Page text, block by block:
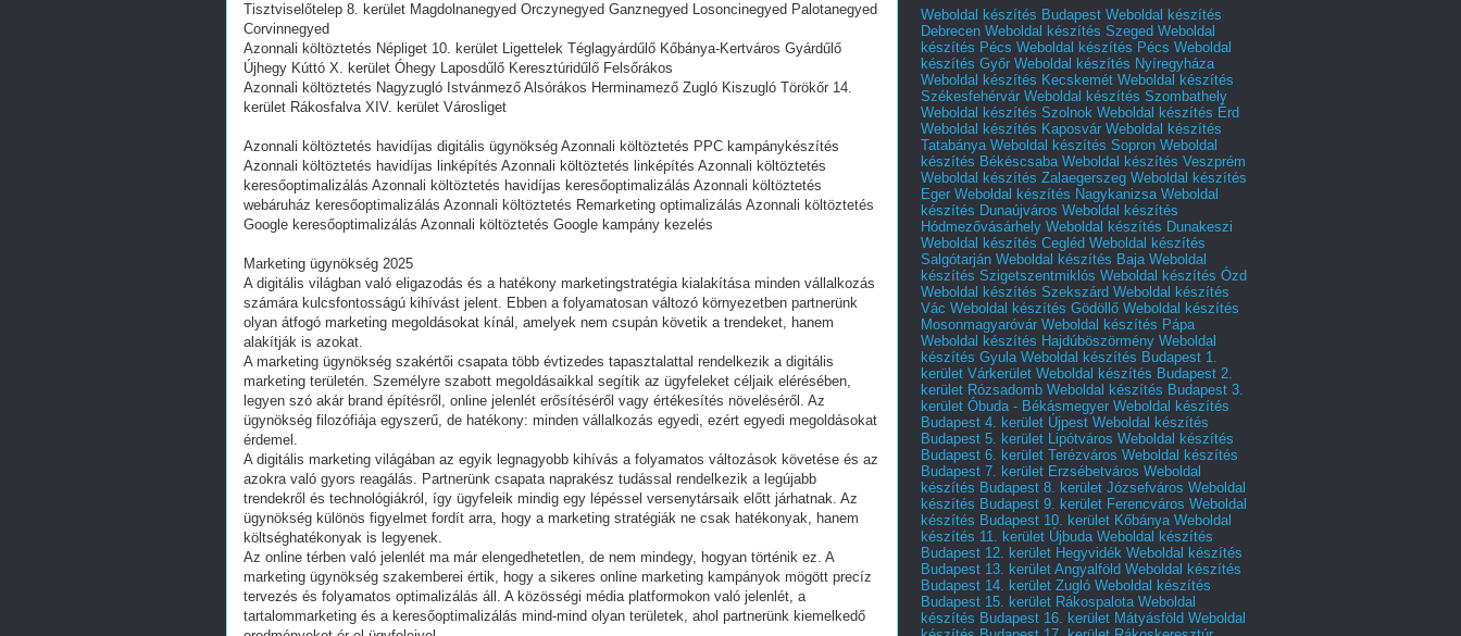
Tisztviselőtelep 8. kerület Magdolnanegyed Orczynegyed Ganznegyed Losoncinegyed Palotanegyed
Corvinnegyed
Azonnali költöztetés Népliget 10. kerület Ligettelek Téglagyárdűlő Kőbánya-Kertváros Gyárdűlő
Újhegy Kúttó X. kerület Óhegy Laposdűlő Keresztúridűlő Felsőrákos
Azonnali költöztetés Nagyzugló Istvánmező Alsórákos Herminamező Zugló Kiszugló Törökőr 14.
kerület Rákosfalva XIV. kerület Városliget
Azonnali költöztetés havidíjas digitális ügynökség Azonnali költöztetés PPC kampánykészítés
Azonnali költöztetés havidíjas linképítés Azonnali költöztetés linképítés Azonnali költöztetés
keresőoptimalizálás Azonnali költöztetés havidíjas keresőoptimalizálás Azonnali költöztetés
webáruház keresőoptimalizálás Azonnali költöztetés Remarketing optimalizálás Azonnali költöztetés
Google keresőoptimalizálás Azonnali költöztetés Google kampány kezelés
Marketing ügynökség 2025
A digitális világban való eligazodás és a hatékony marketingstratégia kialakítása minden vállalkozás
számára kulcsfontosságú kihívást jelent. Ebben a folyamatosan változó környezetben partnerünk
olyan átfogó marketing megoldásokat kínál, amelyek nem csupán követik a trendeket, hanem
alakítják is azokat.
A marketing ügynökség szakértői csapata több évtizedes tapasztalattal rendelkezik a digitális
marketing területén. Személyre szabott megoldásaikkal segítik az ügyfeleket céljaik elérésében,
legyen szó akár brand építésről, online jelenlét erősítéséről vagy értékesítés növeléséről. Az
ügynökség filozófiája egyszerű, de hatékony: minden vállalkozás egyedi, ezért egyedi megoldásokat
érdemel.
A digitális marketing világában az egyik legnagyobb kihívás a folyamatos változások követése és az
azokra való gyors reagálás. Partnerünk csapata naprakész tudással rendelkezik a legújabb
trendekről és technológiákról, így ügyfeleik mindig egy lépéssel versenytársaik előtt járhatnak. Az
ügynökség különös figyelmet fordít arra, hogy a marketing stratégiák ne csak hatékonyak, hanem
költséghatékonyak is legyenek.
Az online térben való jelenlét ma már elengedhetetlen, de nem mindegy, hogyan történik ez. A
marketing ügynökség szakemberei értik, hogy a sikeres online marketing kampányok mögött precíz
tervezés és folyamatos optimalizálás áll. A közösségi média platformokon való jelenlét, a
tartalommarketing és a keresőoptimalizálás mind-mind olyan területek, ahol partnerünk kiemelkedő
Weboldal készítés Budapest Weboldal készítés
Debrecen Weboldal készítés Szeged Weboldal
készítés Pécs Weboldal készítés Pécs Weboldal
készítés Győr Weboldal készítés Nyíregyháza
Weboldal készítés Kecskemét Weboldal készítés
Székesfehérvár Weboldal készítés Szombathely
Weboldal készítés Szolnok Weboldal készítés Érd
Weboldal készítés Kaposvár Weboldal készítés
Tatabánya Weboldal készítés Sopron Weboldal
készítés Békéscsaba Weboldal készítés Veszprém
Weboldal készítés Zalaegerszeg Weboldal készítés
Eger Weboldal készítés Nagykanizsa Weboldal
készítés Dunaújváros Weboldal készítés
Hódmezővásárhely Weboldal készítés Dunakeszi
Weboldal készítés Cegléd Weboldal készítés
Salgótarján Weboldal készítés Baja Weboldal
készítés Szigetszentmiklós Weboldal készítés Ózd
Weboldal készítés Szekszárd Weboldal készítés
Vác Weboldal készítés Gödöllő Weboldal készítés
Mosonmagyaróvár Weboldal készítés Pápa
Weboldal készítés Hajdúböszörmény Weboldal
készítés Gyula Weboldal készítés Budapest 1.
kerület Várkerület Weboldal készítés Budapest 2.
kerület Rózsadomb Weboldal készítés Budapest 3.
kerület Óbuda - Békásmegyer Weboldal készítés
Budapest 4. kerület Újpest Weboldal készítés
Budapest 5. kerület Lipótváros Weboldal készítés
Budapest 6. kerület Terézváros Weboldal készítés
Budapest 7. kerület Erzsébetváros Weboldal
készítés Budapest 8. kerület Józsefváros Weboldal
készítés Budapest 9. kerület Ferencváros Weboldal
készítés Budapest 10. kerület Kőbánya Weboldal
készítés 11. kerület Újbuda Weboldal készítés
Budapest 12. kerület Hegyvidék Weboldal készítés
Budapest 13. kerület Angyalföld Weboldal készítés
Budapest 14. kerület Zugló Weboldal készítés
Budapest 15. kerület Rákospalota Weboldal
készítés Budapest 16. kerület Mátyásföld Weboldal